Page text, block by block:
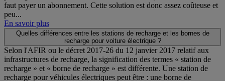
faut payer un abonnement. Cette solution est donc assez coûteuse et
peu...
En savoir plus
Quelles différences entre les stations de recharge et les bornes de
recharge pour voiture électrique ?
Selon l'AFIR ou le décret 2017-26 du 12 janvier 2017 relatif aux
infrastructures de recharge, la signification des termes « station de
recharge » et « borne de recharge » est différente. Une station de
recharge pour véhicules électriques peut être : une borne de